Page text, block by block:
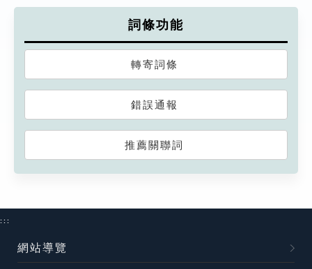
詞條功能
轉寄詞條
錯誤通報
推薦關聯詞
:::
網站導覽